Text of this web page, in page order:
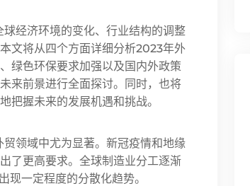
经济环境的变化、行业结构的调整
文将从四个方面详细分析2023年外
绿色环保要求加强以及国内外政策
来前景进行全面探讨。同时，也将
把握未来的发展机遇和挑战。
领域中尤为显著。新冠疫情和地缘
了更高要求。全球制造业分工逐渐
现一定程度的分散化趋势。